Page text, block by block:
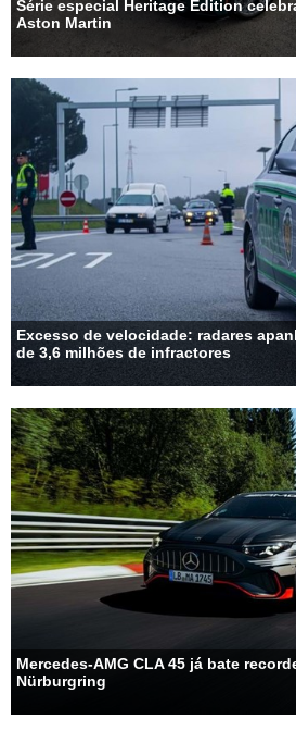
Série especial Heritage Edition
Aston Martin
Excesso de velocidade: radares
de 3,6 milhões de infractores
Mercedes-AMG CLA 45 já bate
Nürburgring